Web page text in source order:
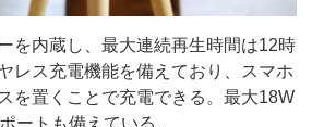
を内蔵し、最大連続再生時間は12時
レス充電機能を備えており、スマホ
を置くことで充電できる。最大18W
ートも備えている。